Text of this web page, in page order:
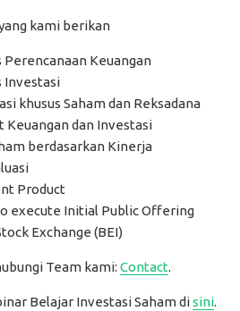
kami berikan
Perencanaan Keuangan
Investasi
khusus Saham dan Reksadana
Keuangan dan Investasi
berdasarkan Kinerja
Product
execute Initial Public Offering
Exchange (BEI)
Team kami: Contact.
Belajar Investasi Saham disini.